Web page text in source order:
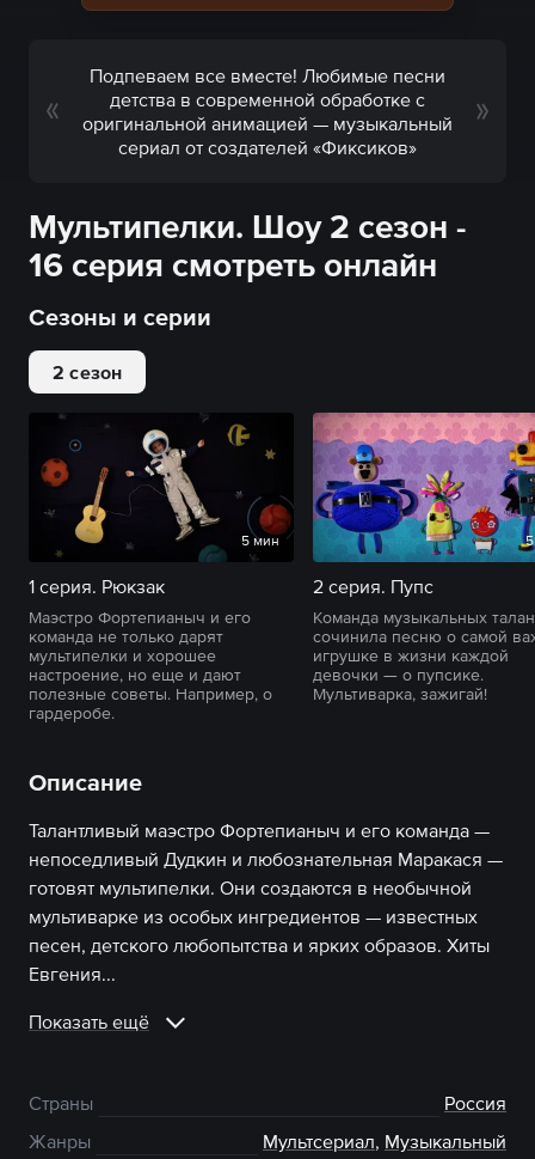
Подпеваем все вместе! Любимые песни
детства в современной обработке с
оригинальной анимацией — музыкальный
сериал от создателей «Фиксиков»
Мультипелки. Шоу 2 сезон -
16 серия смотреть онлайн
Сезоны и серии
2 сезон
5 мин
1 серия. Рюкзак
Маэстро Фортепианыч и его
команда не только дарят
мультипелки и хорошее
настроение, но еще и дают
полезные советы. Например, о
гардеробе.
2 серия. Пупс
Команда музыкальных
сочинила песню о самой
игрушке в жизни каждой
девочки — о пупсике.
Мультиварка, зажигай!
Описание
Талантливый маэстро Фортепианыч и его команда —
непоседливый Дудкин и любознательная Маракася —
готовят мультипелки. Они создаются в необычной
мультиварке из особых ингредиентов — известных
песен, детского любопытства и ярких образов. Хиты
Евгения...
Показать ещё
Страны
Россия
Жанры
Мультсериал, Музыкальный